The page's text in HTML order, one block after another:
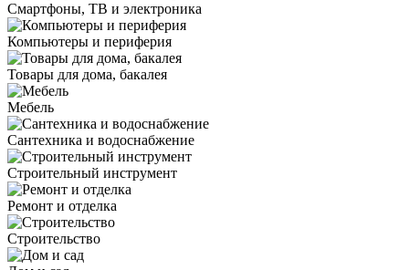
Смартфоны, ТВ и электроника
Компьютеры и периферия
Товары для дома, бакалея
Мебель
Сантехника и водоснабжение
Строительный инструмент
Ремонт и отделка
Строительство